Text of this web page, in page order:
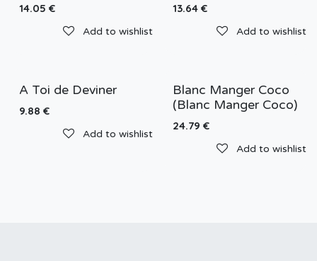
14.05 €
Add to wishlist
13.64€
Add to wishlist
A Toi de Deviner
9.88 €
Add to wishlist
Blanc Manger Coco
(Blanc Manger Coco)
24.79 €
Add to wishlist